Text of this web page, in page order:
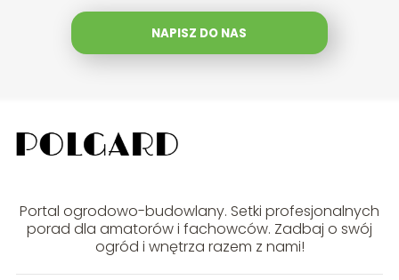
NAPISZ DO NAS
Portal ogrodowo-budowlany. Setki profesjonalnych
porad dla amatorów i fachowców. Zadbaj o swój
ogród i wnętrza razem z nami!